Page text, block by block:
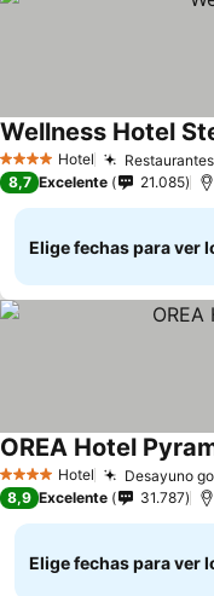
4 EstrellasHotel
Wellness Hotel
8,7 Excelente 21.085
Elige fechas para ver
4 EstrellasHotel Desayuno
OREA Hotel
8,9 Excelente 31.787
Elige fechas para ver